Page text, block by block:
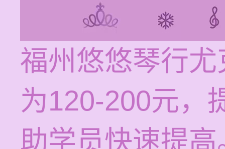
福州悠悠琴行
为120-200元，
助学员快速提高